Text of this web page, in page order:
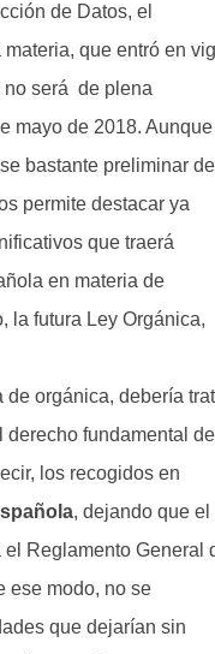
de Datos, el
que entró en
no será de plena
mayo de 2018.
bastante preliminar
permite destacar ya
que traerá
en materia de
la futura Ley Orgánica,
orgánica, debería
derecho fundamental
los recogidos en
, dejando que el
Reglamento General
ese modo, no se
que dejarían sin